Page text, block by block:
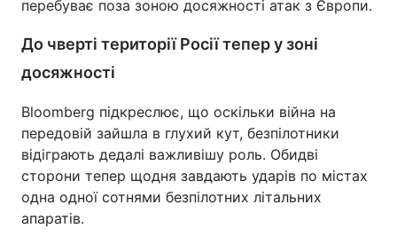
перебуває поза зоною досяжності атак з Європи.
До чверті території Росії тепер у зоні
досяжності
Bloomberg підкреслює, що оскільки війна на
передовій зайшла в глухий кут, безпілотники
відіграють дедалі важливішу роль. Обидві
сторони тепер щодня завдають ударів по містах
одна одної сотнями безпілотних літальних
апаратів.